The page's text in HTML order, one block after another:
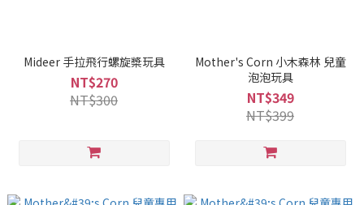
Mideer 手拉飛行螺旋槳玩具
NT$270
NT$300
Mother's Corn 小木森林 兒童
泡泡玩具
NT$349
NT$399